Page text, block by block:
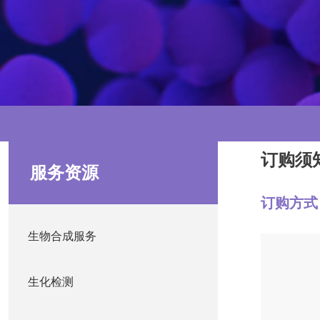
服务资源
生物合成服务
生化检测
订购须
订购方